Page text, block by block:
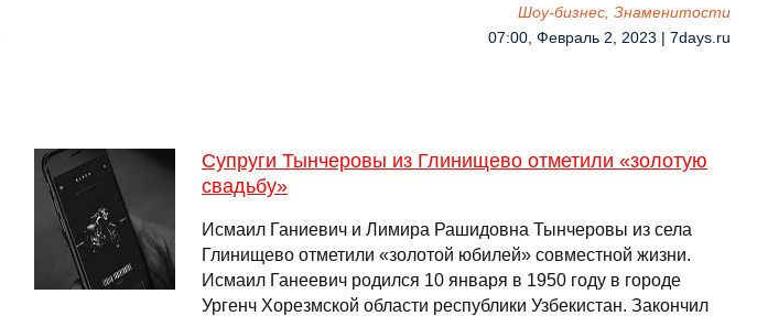
Шоу-бизнес, Знаменитости
07:00, Февраль 2, 2023 | 7days.ru
Супруги Тынчеровы из Глинищево отметили «золотую
свадьбу»
Исмаил Ганиевич и Лимира Рашидовна Тынчеровы из села
Глинищево отметили «золотой юбилей» совместной жизни.
Исмаил Ганеевич родился 10 января в 1950 году в городе
Ургенч Хорезмской области республики Узбекистан. Закончил